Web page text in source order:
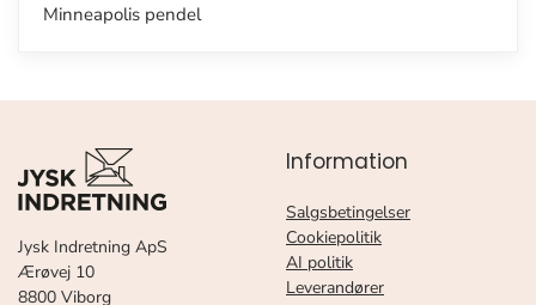
Minneapolis pendel
Jysk Indretning ApS
Ærøvej 10
8800 Viborg
Information
Salgsbetingelser
Cookiepolitik
AI politik
Leverandører